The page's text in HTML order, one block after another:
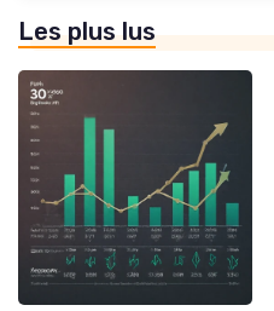
Les plus lus